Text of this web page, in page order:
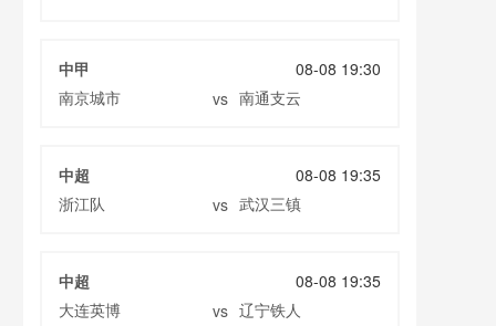
中甲
08-08 19:30
南京城市
vs 南通支云
中超
08-08 19:35
浙江队
vs 武汉三镇
中超
08-08 19:35
大连英博
vs 辽宁铁人